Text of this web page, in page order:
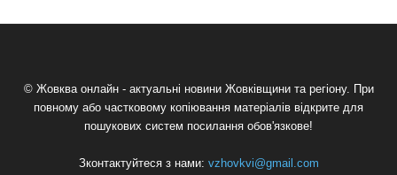
© Жовква онлайн - актуальні новини Жовківщини та регіону. При
повному або частковому копіювання матеріалів відкрите для
пошукових систем посилання обов'язкове!
Зконтактуйтеся з нами: vzhovkvi@gmail.com